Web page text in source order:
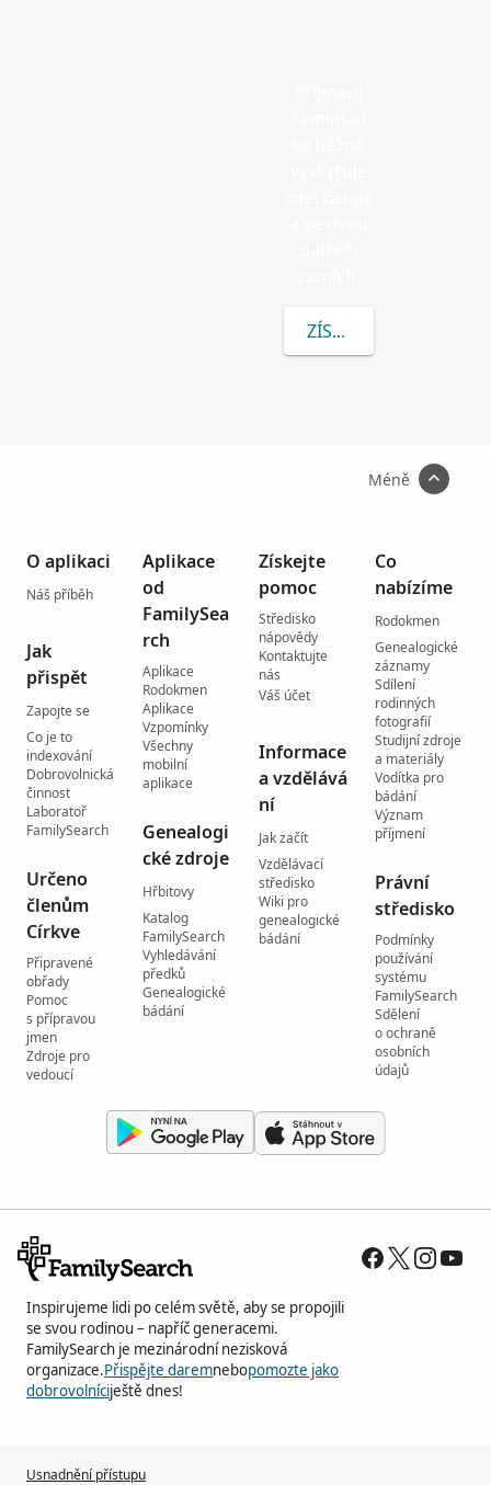
ZÍSKEJTE VÍCE
Méně
O aplikaci
Náš příběh
Jak
přispět
Zapojte se
Co je to
indexování
Dobrovolnická
činnost
Laboratoř
FamilySearch
Určeno
členům
Církve
Připravené
obřady
Pomoc
s přípravou
jmen
Zdroje pro
vedoucí
Aplikace
od
FamilySea
rch
Aplikace
Rodokmen
Aplikace
Vzpomínky
Všechny
mobilní
aplikace
Genealogi
cké zdroje
Hřbitovy
Katalog
FamilySearch
Vyhledávání
předků
Genealogické
bádání
Získejte
pomoc
Středisko
nápovědy
Kontaktujte
nás
Váš účet
Informace
a vzdělává
ní
Jak začít
Vzdělávací
středisko
Wiki pro
genealogické
bádání
Co
nabízíme
Rodokmen
Genealogické
záznamy
Sdílení
rodinných
fotografií
Studijní zdroje
a materiály
Vodítka pro
bádání
Význam
příjmení
Právní
středisko
Podmínky
používání
systému
FamilySearch
Sdělení
o ochraně
osobních
údajů
Inspirujeme lidi po celém světě, aby se propojili
se svou rodinou – napříč generacemi.
FamilySearch je mezinárodní nezisková
organizace.Přispějte daremnebopomozte jako
dobrovolníciještě dnes!
Usnadnění přístupu